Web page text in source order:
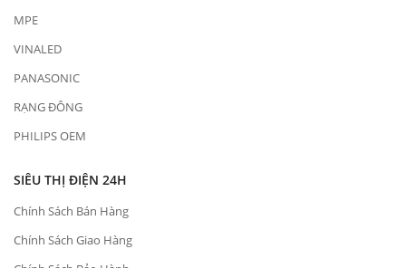
MPE
VINALED
PANASONIC
RẠNG ĐÔNG
PHILIPS OEM
SIÊU THỊ ĐIỆN 24H
Chính Sách Bán Hàng
Chính Sách Giao Hàng